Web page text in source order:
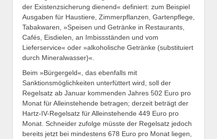
der Existenzsicherung dienend« definiert: zum Beispiel
Ausgaben für Haustiere, Zimmerpflanzen, Gartenpflege,
Tabakwaren, »Speisen und Getränke in Restaurants,
Cafés, Eisdielen, an Imbissständen und vom
Lieferservice« oder »alkoholische Getränke (substituiert
durch Mineralwasser)«.
Beim »Bürgergeld«, das ebenfalls mit
Sanktionsmöglichkeiten unterfüttert wird, soll der
Regelsatz ab Januar kommenden Jahres 502 Euro pro
Monat für Alleinstehende betragen; derzeit beträgt der
Hartz-IV-Regelsatz für Alleinstehende 449 Euro pro
Monat. Schneider zufolge müsste der Regelsatz jedoch
bereits jetzt bei mindestens 678 Euro pro Monat liegen,